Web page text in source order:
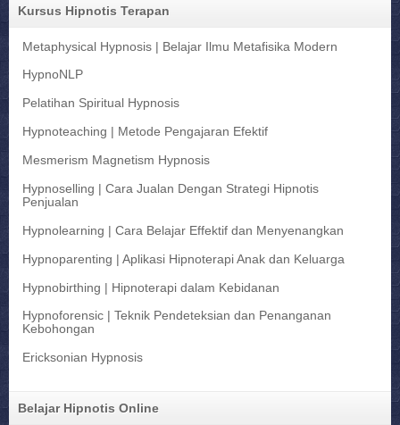
Kursus Hipnotis Terapan
Metaphysical Hypnosis | Belajar Ilmu Metafisika Modern
HypnoNLP
Pelatihan Spiritual Hypnosis
Hypnoteaching | Metode Pengajaran Efektif
Mesmerism Magnetism Hypnosis
Hypnoselling | Cara Jualan Dengan Strategi Hipnotis
Penjualan
Hypnolearning | Cara Belajar Effektif dan Menyenangkan
Hypnoparenting | Aplikasi Hipnoterapi Anak dan Keluarga
Hypnobirthing | Hipnoterapi dalam Kebidanan
Hypnoforensic | Teknik Pendeteksian dan Penanganan
Kebohongan
Ericksonian Hypnosis
Belajar Hipnotis Online